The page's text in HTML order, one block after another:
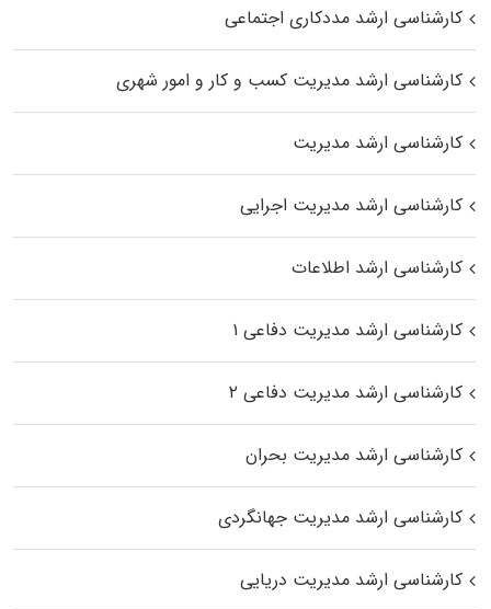
کارشناسی ارشد مددکاری اجتماعی
کارشناسی ارشد مدیریت کسب و کار و امور شهری
کارشناسی ارشد مدیریت
کارشناسی ارشد مدیریت اجرایی
کارشناسی ارشد اطلاعات
کارشناسی ارشد مدیریت دفاعی ۱
کارشناسی ارشد مدیریت دفاعی ۲
کارشناسی ارشد مدیریت بحران
کارشناسی ارشد مدیریت جهانگردی
کارشناسی ارشد مدیریت دریایی